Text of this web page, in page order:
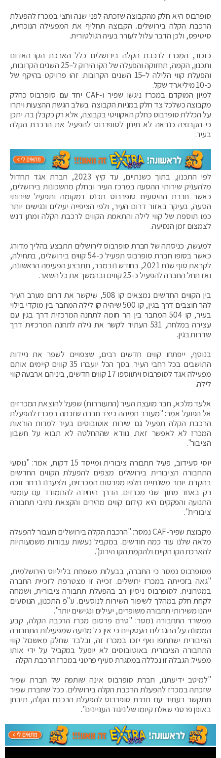
סופרבוס היא חלק מהקבוצה שזכתה לפני שנה וחצי במכרז להפעלת
הרכבת הקלה בירושלים. הקבוצה תחליף את המפעילה הנוכחית,
סיטיפס, ולכן הדבר עלול לעורר בעיה רגולטורית.
כזכור, המכרז לרכבת הקלה בירושלים כלל הארכת הקו האדום
ותכנון, הקמה, תחזוקה והפעלה של הקו הירוק ל–25 השנים הקרובות,
והפעלת קווי הלילה ל–15 השנים הקרובות. זהו פרויקט בהיקף של
כ-10 מיליארד שקל.
למיון המוקדם במכרז ניגשו שפיר ו-CAF יחד עם סופרבוס כחלק
מקבוצה כשלכל צד חלק במניות הקבוצה. בשלב הגשת ההצעות ויתרו
על הכללת סופרבוס כחלק האקוויטי בקבוצה, אלא רק כקבלן בה. יתכן
כי הקבוצה כנראה לא תיתן לסופרבוס להפעיל את הרכבת הקלה
בעיר.
לפי התכנון, בתוך כשנתיים, עד קיץ 2023, חברת אגד תחדול
מלהעניק שירותי ההסעה במרכז העיר ובחלק מהשכונות בירושלים,
כאשר חברת ההיסעים סופרבוס תכנס במקומה ותפעיל שירותי
הסעה, בעיקר באזור דרום העיר, ולפי הציפייה יעילים ונגישים יותר
כמו תוספת של קווי לילה והתאמת הקווים לרכבת הקלה ומתן דגש
לצמצום זמן הנסיעה.
למעשה, כניסתה של חברת סופרבוס לירושלים תתבצע בהליך מדורג
כאשר בסופו חברת סופרבוס תפעיל כ-54 קווים בירושלים, בתחילה,
לקראת סוף שנת 2021, בחודש נובמבר, תתבצע הפעימה הראשונה,
ואז תחל החברה להפעיל כ-25 קווים ובהמשך את כל השאר.
בין הקווים החדשים נמצאים קו 508, שיקשר את דרום מערב העיר
להר חוצבים דרך בגין, קו 500 שיהיה קו לילה המחבר בין מוקדי בילוי
בעיר, קו 504 המחבר בין הר חומה לתחנה המרכזית דרך בגין עם
עצירה במלחה, 531 העתיד לקשר את גילה לתחנה המרכזית דרך
שדרות בגין.
בנוסף, ייפתחו קווים חדשים רבים, שצפויים לשפר את ניידות
התושבים בכל רחבי העיר. בסך הכל יועברו 35 קווים קיימים אותם
מפעילה אגד לסופרבוס ויתווספו 17 קווים חדשים, ביניהם ארבעה קווי
לילה.
אלעד מלכא, חבר מועצת העיר (התעוררות) שפעל להוצאת המכרזים
אל הפועל אמר: "מעורר תמיהה כיצד חברה שזכתה במכרז להפעלת
הרכבת הקלה תפעיל גם שירות אוטובוסים בעיר למרות הוראות
המכרז לא לאפשר זאת. נוודא שההחלטה לא תבוא על חשבון
הציבור".
יוסי סעידוב, פעיל תחבורה ציבורית ומייסד 15 דקות, אמר: "נוסעי
התחבורה הציבורית בירושלים מצפים להפעלת הקווים החדשים
בהקדם. יותר משנתיים חלפו מפרסום המכרזים, ולצערנו נבחר זוכה
רק באחד מתוך שני מכרזים. הדרך היחידה להתמודד עם עומסי
התנועה והפקקים היא קידום קווים מהירים והקצאת נתיבי תחבורה
ציבורית".
מקבוצת שפיר-CAF נמסר: "הרכבת הקלה בירושלים תעבור להפעלה
מלאה שלנו עוד כמה חודשים. במקביל נעשות עבודות משמעותיות
להארכת הקו הקיים ולהקמת הקו הירוק".
מסופרבוס נמסר כי החברה, בבעלות משפחת בליליוס הירושלמית,
"גאה בזכייתה במכרז ירושלים. זכייה זו מצטרפת לזכיית החברה
במטרונית. לסופרבוס ניסיון רב בהפעלת תחבורה ציבורית, ושמחה
לקחת חלק במהלך לשיפור השירות לנוסעים. ע"פ התכנון, הנוסעים
ייהנו משירותי תחבורה משופרים, יעילים ונגישים יותר".
ממשרד התחבורה נמסר: "טרם פרסום מכרז הרכבת הקלה, קבע
הממונה על ההגבלים העסקיים כי אין כל מניעה שמפעילות התחבורה
הציבורית ישתתפו ואף יזכו במכרז זה, ובלבד שחלק מאשכול קווי
התחבורה הציבורית באוטובוסים לא יופעל במקביל על ידי אותו
מפעיל. הגבלה זו נכללה במסגרת סעיף פרטני במכרז הרכבת הקלה.
"למיטב ידיעתנו, חברת סופרבוס אינה שותפה של חברת שפיר
שזכתה במכרז להפעלת הרכבת הקלה בירושלים. ככל שחברת שפיר
תתקשר בעתיד עם חברת סופרבוס להפעלת הרכבת הקלה, תיבחן
באופן פרטני שאלת קיומו של ניגוד העניינים".